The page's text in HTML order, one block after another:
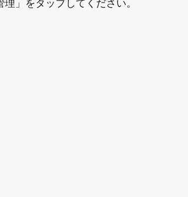
」をタップしてください。